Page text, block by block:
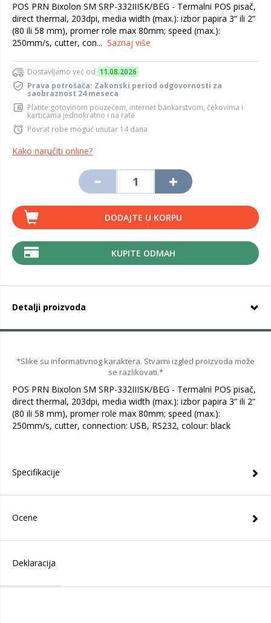
POS PRN Bixolon SM SRP-332IIISK/BEG - Termalni POS pisač,
direct thermal, 203dpi, media width (max.): izbor papira 3“ ili 2“
(80 ili 58 mm), promer role max 80mm; speed (max.):
250mm/s, cutter, con... Saznaj više
Dostavljamo već od 11.08.2026
Prava potrošača: Zakonski period odgovornosti za
saobraznost 24 meseca
Platite gotovinom pouzećem, internet bankarstvom, čekovima i
karticama jednokratno i na rate
Povrat robe moguć unutar 14 dana
Kako naručiti online?
DODAJTE U KORPU
KUPITE ODMAH
Detalji proizvoda
*Slike su informativnog karaktera. Stvarni izgled proizvoda može
se razlikovati.*
POS PRN Bixolon SM SRP-332IIISK/BEG - Termalni POS pisač,
direct thermal, 203dpi, media width (max.): izbor papira 3“ ili 2“
(80 ili 58 mm), promer role max 80mm; speed (max.):
250mm/s, cutter, connection: USB, RS232, colour: black
Specifikacije
Ocene
Deklaracija